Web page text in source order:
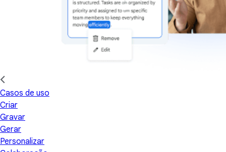
Casos de uso
Criar
Gravar
Gerar
Personalizar